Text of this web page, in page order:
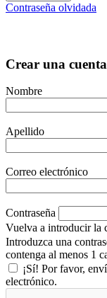
Contraseña olvidada
Crear una cuenta
Nombre
Apellido
Correo electrónico
Contraseña
Vuelva a introducir la
Introduzca una
contenga al menos 1
¡Sí! Por favor,
electrónico.